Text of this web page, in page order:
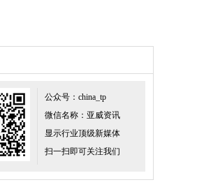
公众号：china_tp
微信名称：亚威资讯
显示行业顶级新媒体
扫一扫即可关注我们